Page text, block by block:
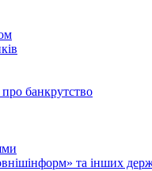
про банкрутство
та інших